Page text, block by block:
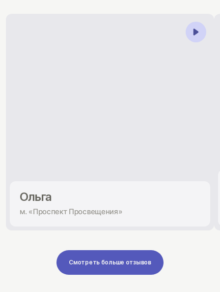
Ольга
м. «Проспект Просвещения»
Смотреть больше отзывов